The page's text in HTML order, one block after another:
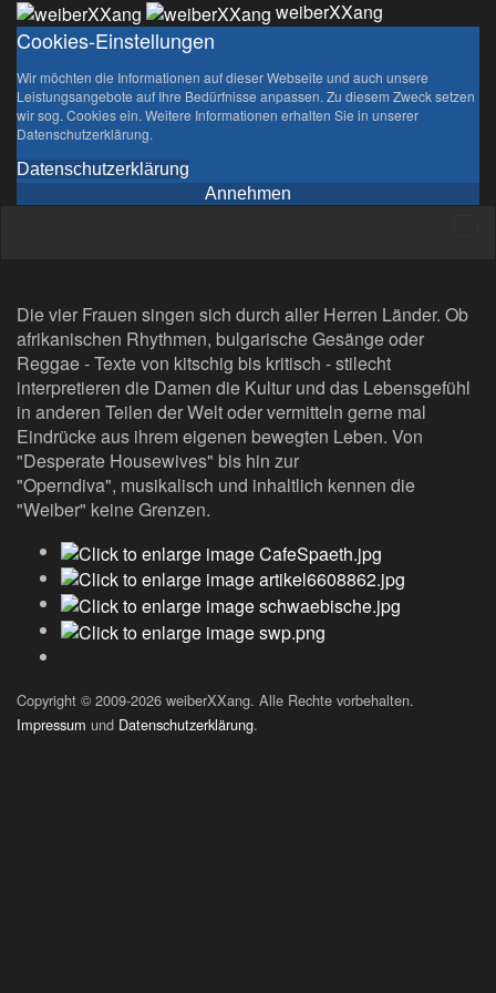
weiberXXang
Cookies-Einstellungen
Wir möchten die Informationen auf dieser Webseite und auch unsere
Leistungsangebote auf Ihre Bedürfnisse anpassen. Zu diesem Zweck setzen
wir sog. Cookies ein. Weitere Informationen erhalten Sie in unserer
Datenschutzerklärung.
Datenschutzerklärung
Annehmen
Die vier Frauen singen sich durch aller Herren Länder. Ob
afrikanischen Rhythmen, bulgarische Gesänge oder
Reggae - Texte von kitschig bis kritisch - stilecht
interpretieren die Damen die Kultur und das Lebensgefühl
in anderen Teilen der Welt oder vermitteln gerne mal
Eindrücke aus ihrem eigenen bewegten Leben. Von
"Desperate Housewives" bis hin zur
"Operndiva", musikalisch und inhaltlich kennen die
"Weiber" keine Grenzen.
Copyright © 2009-2026 weiberXXang. Alle Rechte vorbehalten.
Impressum und Datenschutzerklärung.